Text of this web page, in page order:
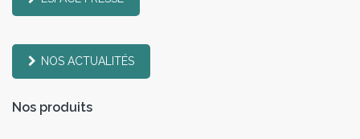
NOS ACTUALITÉS
Nos produits